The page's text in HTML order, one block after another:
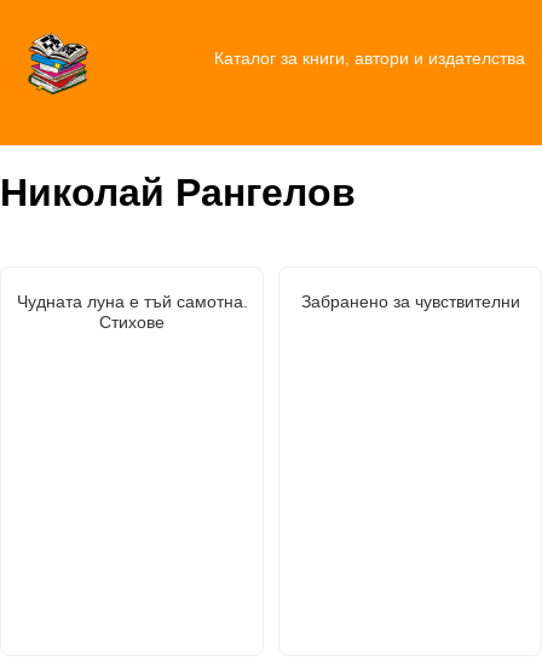
Каталог за книги, автори и издателства
Николай Рангелов
Чудната луна е тъй самотна.
Стихове
Забранено за чувствителни